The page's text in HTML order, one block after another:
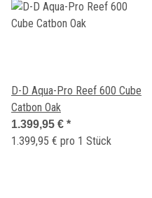
D-D Aqua-Pro Reef 600 Cube
Catbon Oak
1.399,95 € *
1.399,95 € pro 1 Stück